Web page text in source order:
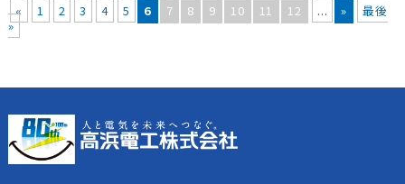
« 1 2 3 4 5 6 7 8 9 10 11 12 ... »
最後
»